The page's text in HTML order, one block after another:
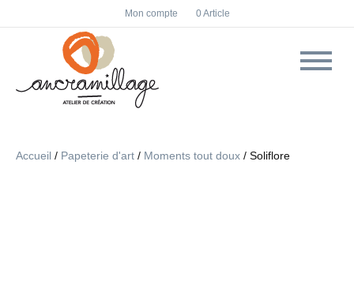
F
a
c
I
n
s
Mon compte 0 Article
Accueil / Papeterie d'art / Moments tout doux / Soliflore